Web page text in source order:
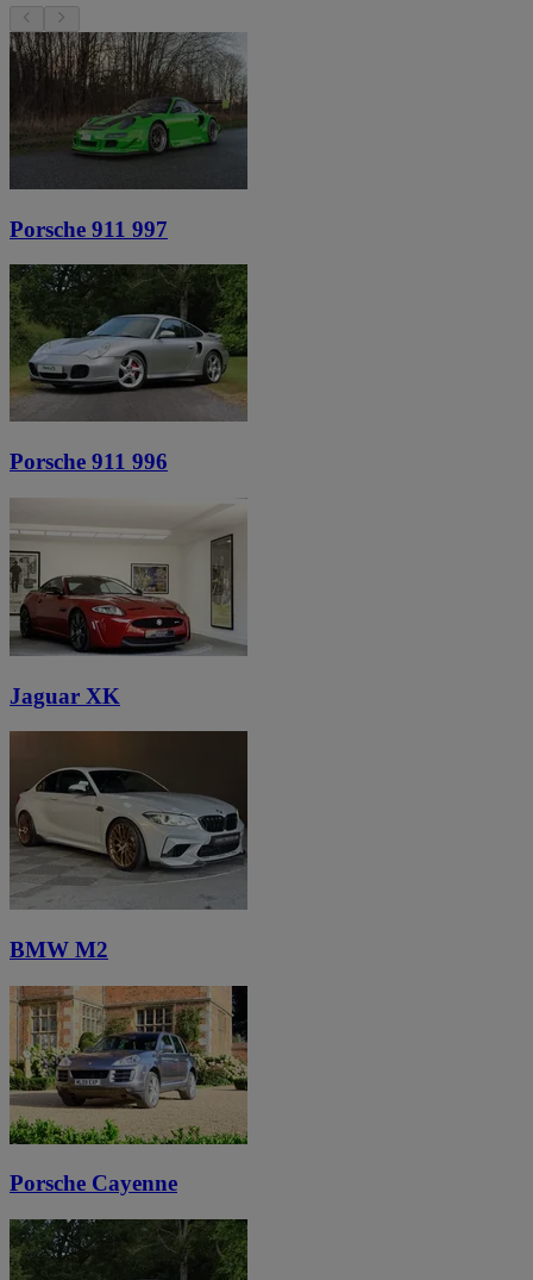
Porsche 911 997
Porsche 911 996
Jaguar XK
BMW M2
Porsche Cayenne